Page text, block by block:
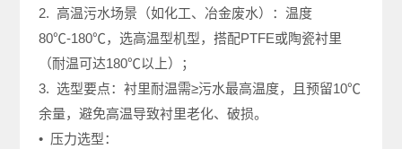
2. 高温污水场景（如化工、冶金废水）：温度
80℃-180℃，选高温型机型，搭配PTFE或陶瓷衬里
（耐温可达180℃以上）；
3. 选型要点：衬里耐温需≥污水最高温度，且预留10℃
余量，避免高温导致衬里老化、破损。
• 压力选型：